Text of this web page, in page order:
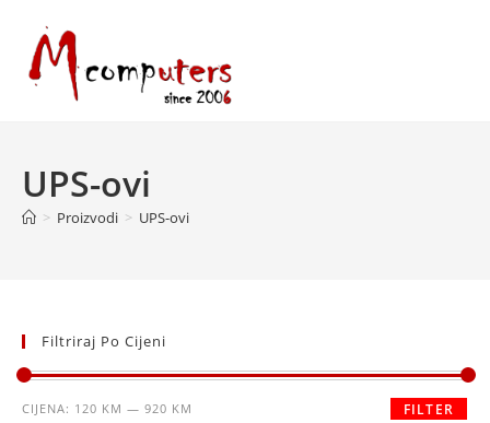
content
UPS-ovi
> Proizvodi > UPS-ovi
Filtriraj Po Cijeni
Minimalna
Maksimalna
FILTER
CIJENA: 120 KM — 920 KM